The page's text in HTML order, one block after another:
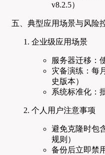
v8.2.5）
五、典型应用场景与风险
企业级应用场景
服务器迁移：
灾备演练：每
史版本）
系统标准化：
个人用户注意事项
避免克隆时包
规则）
备份后立即禁